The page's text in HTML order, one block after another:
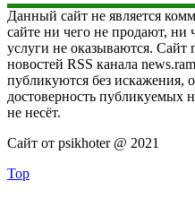
Данный сайт не является
сайте ни чего не продают, ни
услуги не оказываются. Сайт
новостей RSS канала
публикуются без искажения,
достоверность публикуемых
не несёт.
Сайт от psikhoter @ 2021
Top